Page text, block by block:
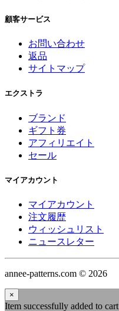
顧客サービス
お問い合わせ
返品
サイトマップ
エクストラ
ブランド
ギフト券
アフィリエイト
セール
マイアカウント
マイアカウント
注文履歴
ウィッシュリスト
ニュースレター
annee-patterns.com © 2026
×
Item successfully added to cart